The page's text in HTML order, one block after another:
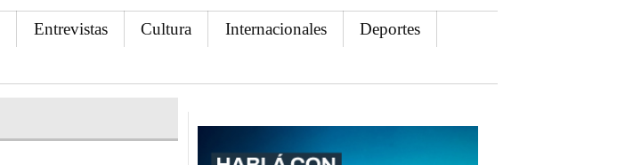
Entrevistas Cultura Internacionales
Deportes